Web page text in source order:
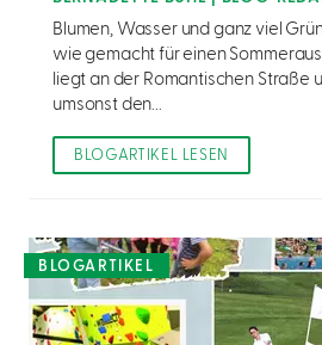
Blumen, Wasser und ganz viel
wie gemacht für einen
liegt an der Romantischen Straße
umsonst den...
BLOGARTIKEL LESEN
BLOGARTIKEL